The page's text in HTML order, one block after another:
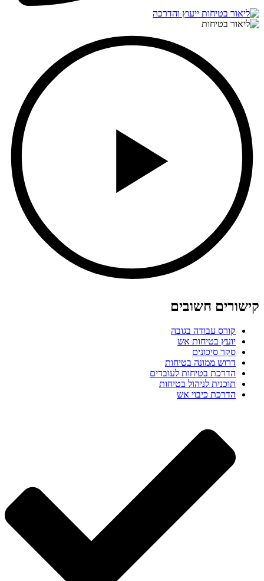
קישורים חשובים
קורס עבודה בגובה
יועץ בטיחות אש
סקר סיכונים
דרוש ממונה בטיחות
הדרכת בטיחות לעובדים
תוכנית לניהול בטיחות
הדרכת כיבוי אש